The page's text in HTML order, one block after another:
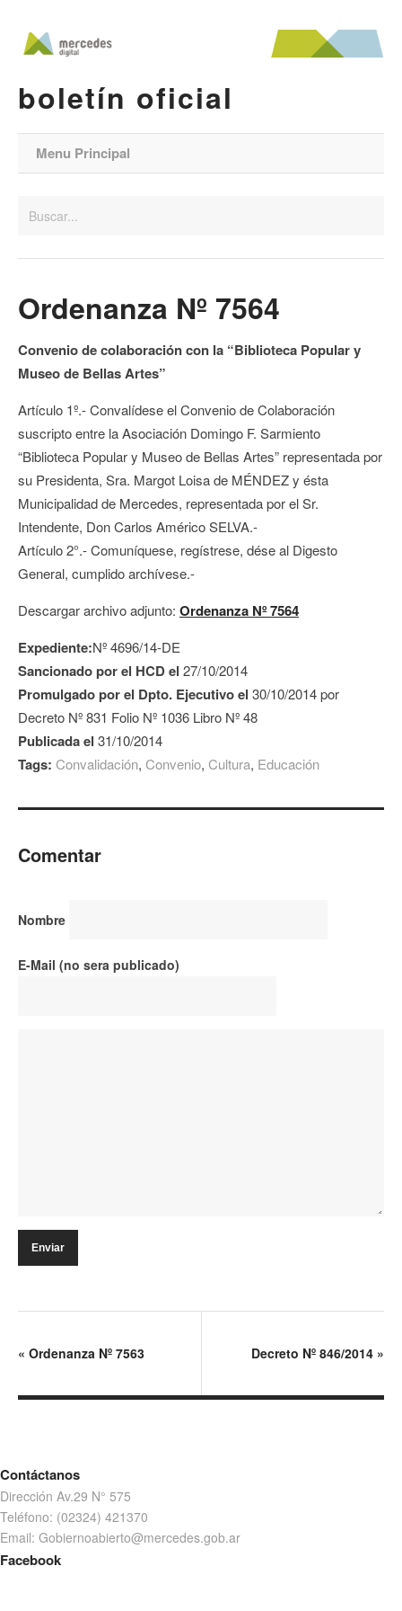
boletín oficial
Menu Principal
Ordenanza Nº 7564
Convenio de colaboración con la “Biblioteca Popular y
Museo de Bellas Artes”
Artículo 1º.- Convalídese el Convenio de Colaboración
suscripto entre la Asociación Domingo F. Sarmiento
“Biblioteca Popular y Museo de Bellas Artes” representada por
su Presidenta, Sra. Margot Loisa de MÉNDEZ y ésta
Municipalidad de Mercedes, representada por el Sr.
Intendente, Don Carlos Américo SELVA.-
Artículo 2°.- Comuníquese, regístrese, dése al Digesto
General, cumplido archívese.-
Descargar archivo adjunto: Ordenanza Nº 7564
Expediente:Nº 4696/14-DE
Sancionado por el HCD el 27/10/2014
Promulgado por el Dpto. Ejecutivo el 30/10/2014 por
Decreto Nº 831 Folio Nº 1036 Libro Nº 48
Publicada el 31/10/2014
Tags: Convalidación, Convenio, Cultura, Educación
Comentar
Nombre
E-Mail (no sera publicado)
« Ordenanza Nº 7563 Decreto Nº 846/2014 »
Contáctanos
Dirección Av.29 N° 575
Teléfono: (02324) 421370
Email: Gobiernoabierto@mercedes.gob.ar
Facebook